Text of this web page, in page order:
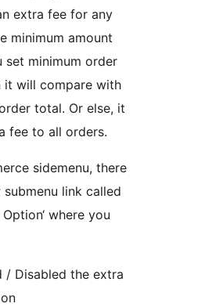
extra fee for any
minimum amount
set minimum order
it will compare with
total. Or else, it
fee to all orders.
sidemenu, there
link called
Option‘ where you
/ Disabled the extra